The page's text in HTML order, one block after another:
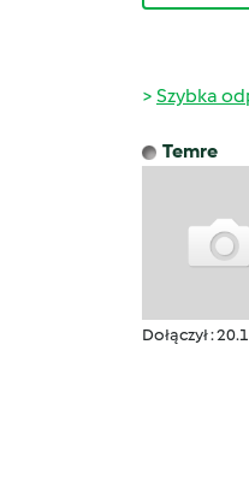
Szybka
Temre
Dołączył :